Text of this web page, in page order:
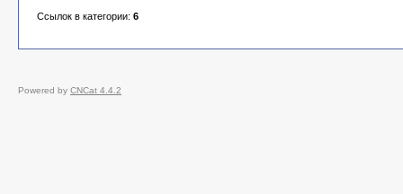
Ссылок в категории: 6
Powered by CNCat 4.4.2